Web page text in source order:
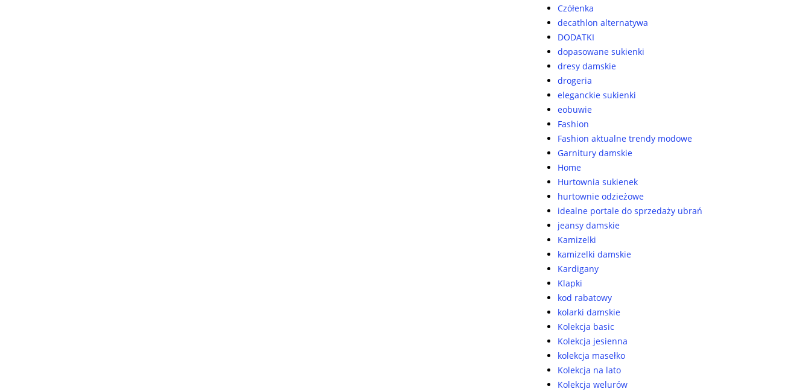
Czółenka
decathlon alternatywa
DODATKI
dopasowane sukienki
dresy damskie
drogeria
eleganckie sukienki
eobuwie
Fashion
Fashion aktualne trendy modowe
Garnitury damskie
Home
Hurtownia sukienek
hurtownie odzieżowe
idealne portale do sprzedaży ubrań
jeansy damskie
Kamizelki
kamizelki damskie
Kardigany
Klapki
kod rabatowy
kolarki damskie
Kolekcja basic
Kolekcja jesienna
kolekcja masełko
Kolekcja na lato
Kolekcja welurów